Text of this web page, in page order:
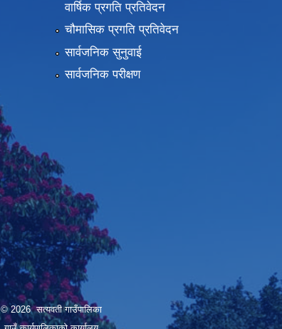
वार्षिक प्रगति प्रतिवेदन
चौमासिक प्रगति प्रतिवेदन
सार्वजनिक सुनुवाई
सार्वजनिक परीक्षण
© 2026 सत्यवती गाउँपालिका